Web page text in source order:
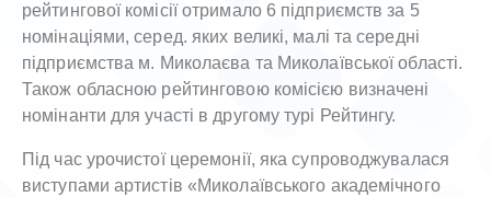
рейтингової комісії отримало 6 підприємств за 5
номінаціями, серед. яких великі, малі та середні
підприємства м. Миколаєва та Миколаївської області.
Також обласною рейтинговою комісією визначені
номінанти для участі в другому турі Рейтингу.
Під час урочистої церемонії, яка супроводжувалася
виступами артистів «Миколаївського академічного